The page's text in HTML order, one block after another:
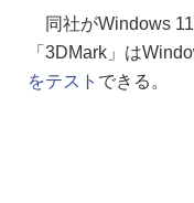
同社がWindows 11
「3DMark」は
をテスト できる。